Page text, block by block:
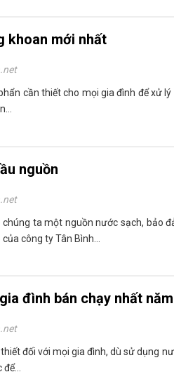
khoan mới nhất
cần thiết cho mọi gia đình để xử
nguồn
chúng ta một nguồn nước sạch, bảo
công ty Tân Bình...
đình bán chạy nhất
đối với mọi gia đình, dù sử dụng